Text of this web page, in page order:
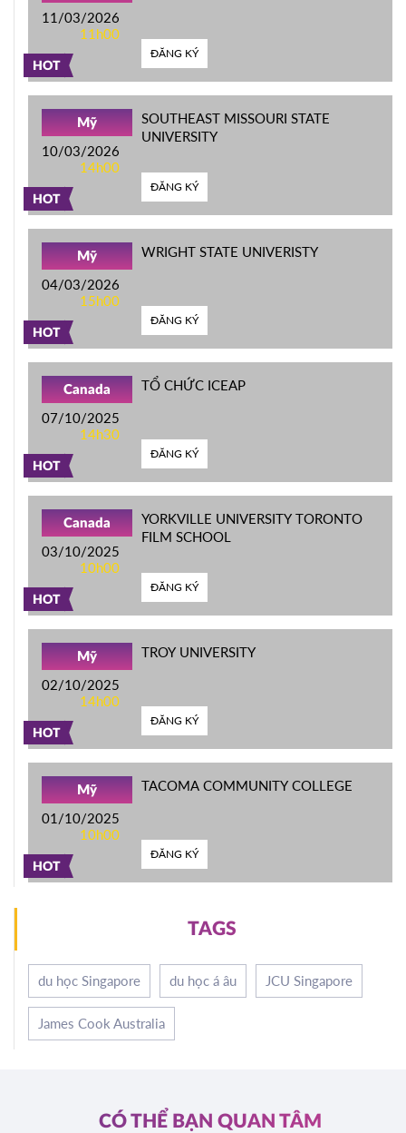
HOT
11/03/2026
11h00
ĐĂNG KÝ
HOT
Mỹ
10/03/2026
14h00
SOUTHEAST MISSOURI STATE
UNIVERSITY
ĐĂNG KÝ
HOT
Mỹ
04/03/2026
15h00
WRIGHT STATE UNIVERISTY
ĐĂNG KÝ
HOT
Canada
07/10/2025
14h30
TỔ CHỨC ICEAP
ĐĂNG KÝ
HOT
Canada
03/10/2025
10h00
YORKVILLE UNIVERSITY TORONTO
FILM SCHOOL
ĐĂNG KÝ
HOT
Mỹ
02/10/2025
14h00
TROY UNIVERSITY
ĐĂNG KÝ
HOT
Mỹ
01/10/2025
10h00
TACOMA COMMUNITY COLLEGE
ĐĂNG KÝ
TAGS
du học Singapore du học á âu JCU Singapore
James Cook Australia
CÓ THỂ BẠN QUAN TÂM